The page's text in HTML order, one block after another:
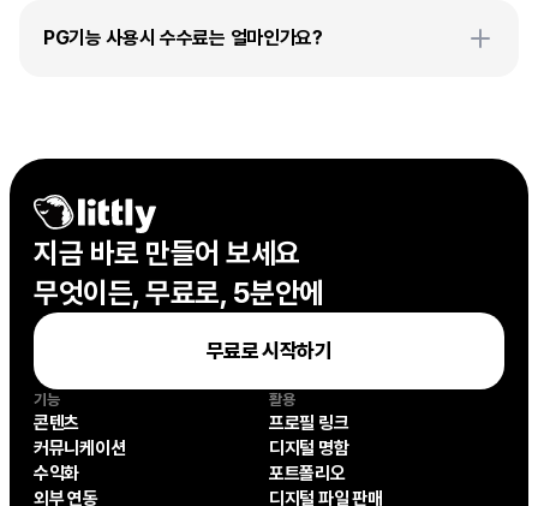
PG기능 사용시 수수료는 얼마인가요?
지금 바로 만들어 보세요
무엇이든, 무료로, 5분안에
무료로 시작하기
기능
콘텐츠
커뮤니케이션
수익화
외부 연동
활용
프로필 링크
디지털 명함
포트폴리오
디지털 파일 판매